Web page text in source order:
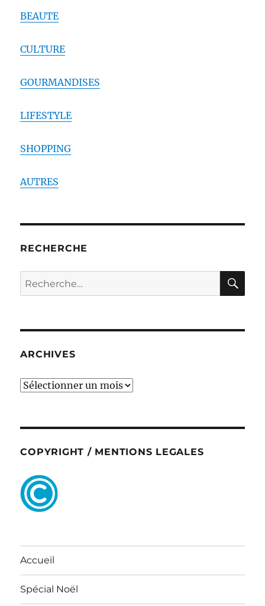
BEAUTE
CULTURE
GOURMANDISES
LIFESTYLE
SHOPPING
AUTRES
RECHERCHE
Recherche
pour :
ARCHIVES
ARCHIVES
COPYRIGHT / MENTIONS LEGALES
Accueil
Spécial Noël